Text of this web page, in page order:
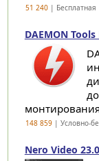
51 240| Бесплатная
DAEMON
148 859| Условно-
Nero Video